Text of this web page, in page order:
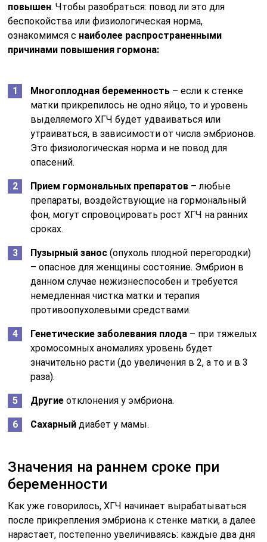
повышен. Чтобы разобраться: повод ли это для
беспокойства или физиологическая норма,
ознакомимся с наиболее распространенными
причинами повышения гормона:
Многоплодная беременность – если к стенке
матки прикрепилось не одно яйцо, то и уровень
выделяемого ХГЧ будет удваиваться или
утраиваться, в зависимости от числа эмбрионов.
Это физиологическая норма и не повод для
опасений.
Прием гормональных препаратов – любые
препараты, воздействующие на гормональный
фон, могут спровоцировать рост ХГЧ на ранних
сроках.
Пузырный занос (опухоль плодной перегородки)
– опасное для женщины состояние. Эмбрион в
данном случае нежизнеспособен и требуется
немедленная чистка матки и терапия
противоопухолевыми средствами.
Генетические заболевания плода – при тяжелых
хромосомных аномалиях уровень будет
значительно расти (до увеличения в 2, а то и в 3
раза).
Другие отклонения у эмбриона.
Сахарный диабет у мамы.
Значения на раннем сроке при
беременности
Как уже говорилось, ХГЧ начинает вырабатываться
после прикрепления эмбриона к стенке матки, а далее
нарастает, постепенно увеличиваясь: каждые два дня